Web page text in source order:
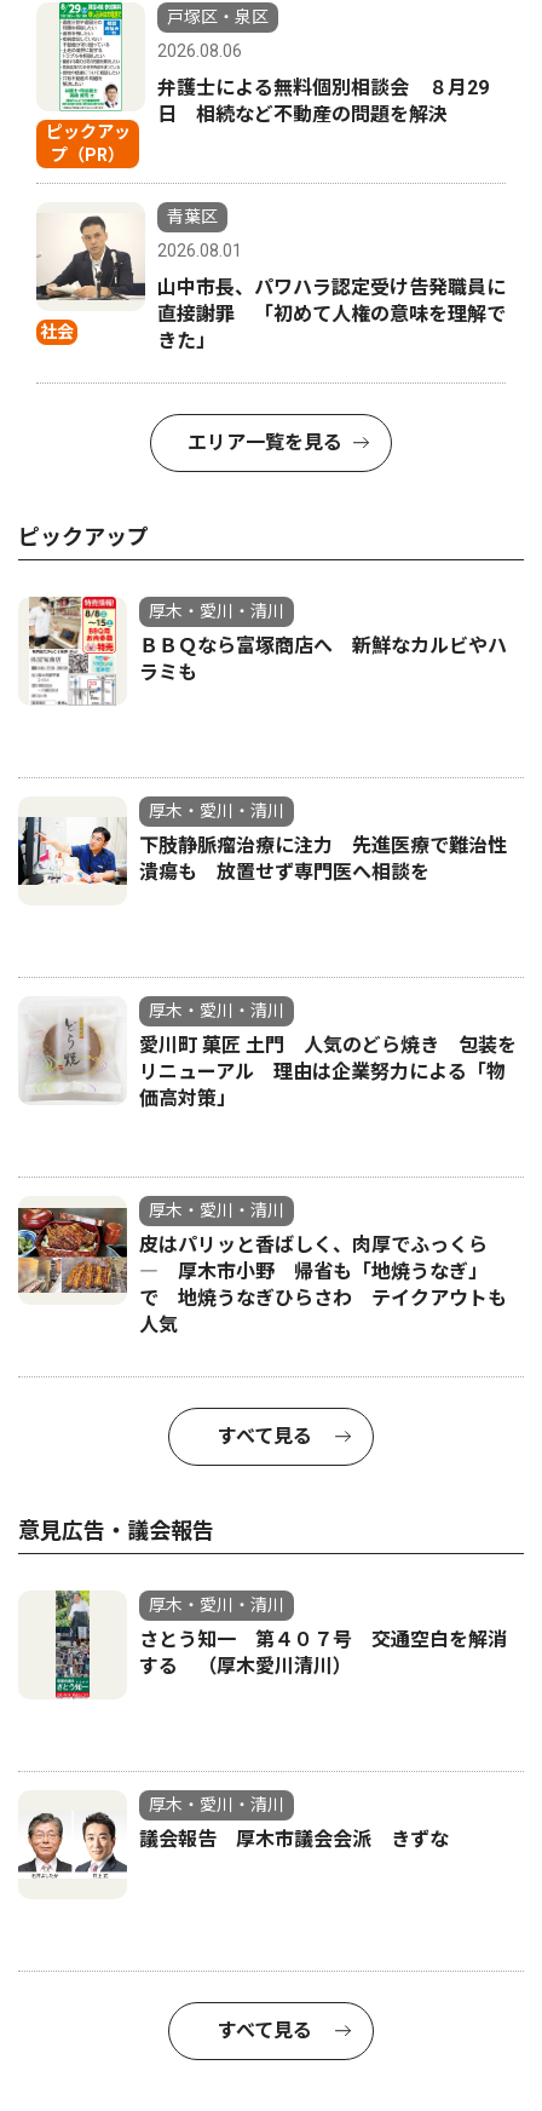
ピックアッ
プ（PR）
戸塚区・泉区
2026.08.06
弁護士による無料個別相談会 ８月29
日 相続など不動産の問題を解決
社会
青葉区
2026.08.01
山中市長、パワハラ認定受け告発職員に
直接謝罪 「初めて人権の意味を理解で
きた」
エリア一覧を見る
ピックアップ
厚木・愛川・清川
ＢＢＱなら富塚商店へ 新鮮なカルビやハ
ラミも
厚木・愛川・清川
下肢静脈瘤治療に注力 先進医療で難治性
潰瘍も 放置せず専門医へ相談を
厚木・愛川・清川
愛川町 菓匠 土門 人気のどら焼き 包装を
リニューアル 理由は企業努力による「物
価高対策」
厚木・愛川・清川
皮はパリッと香ばしく、肉厚でふっくら
― 厚木市小野 帰省も「地焼うなぎ」
で 地焼うなぎひらさわ テイクアウトも
人気
すべて見る
意見広告・議会報告
厚木・愛川・清川
さとう知一 第４０７号 交通空白を解消
する （厚木愛川清川）
厚木・愛川・清川
議会報告 厚木市議会会派 きずな
すべて見る